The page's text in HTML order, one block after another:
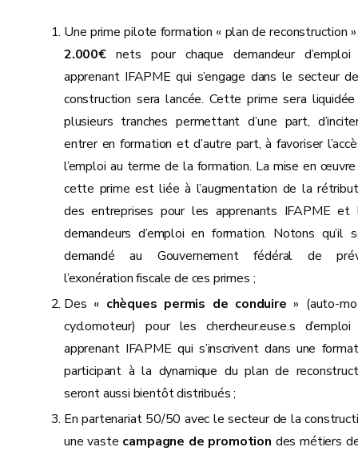
Une prime pilote formation « plan de reconstruction
2.000€nets pour chaque demandeur
apprenant IFAPME qui s’engage dans le secteur
construction sera lancée. Cette prime sera
plusieurs tranches permettant d’une part,
entrer en formation et d’autre part, à favoriser
l’emploi au terme de la formation. La mise en
cette prime est liée à l’augmentation de la
des entreprises pour les apprenants IFAPME et
demandeurs d’emploi en formation. Notons qu’il
demandé au Gouvernement fédéral de
l’exonération fiscale de ces primes ;
Des « chèques permis de conduire» (auto-
cyclomoteur) pour les chercheur.euse.s
apprenant IFAPME qui s’inscrivent dans une
participant à la dynamique du plan de
seront aussi bientôt distribués ;
En partenariat 50/50 avec le secteur de la
une vaste campagne de promotion des métiers